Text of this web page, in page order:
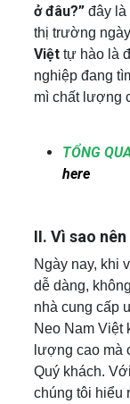
ở đâu?”đây là
thị trường
Việttự hào là
nghiệp đang
mì chất lượng
TỔNG
here
II. Vì sao
Ngày nay, khi
dễ dàng,
nhà cung cấp
Neo Nam Việt
lượng cao mà
Quý khách.
chúng tôi hiểu